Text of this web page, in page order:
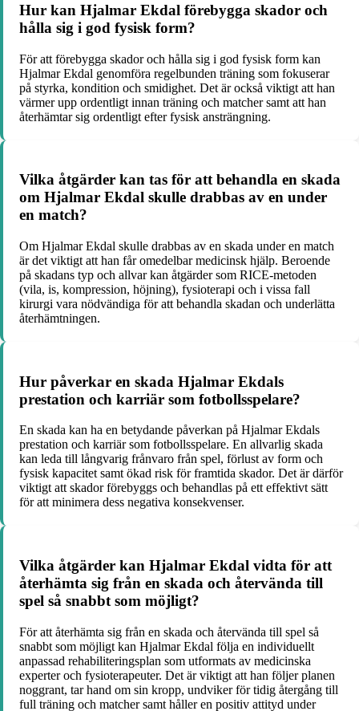
Hur kan Hjalmar Ekdal förebygga skador och
hålla sig i god fysisk form?
För att förebygga skador och hålla sig i god fysisk form kan
Hjalmar Ekdal genomföra regelbunden träning som fokuserar
på styrka, kondition och smidighet. Det är också viktigt att han
värmer upp ordentligt innan träning och matcher samt att han
återhämtar sig ordentligt efter fysisk ansträngning.
Vilka åtgärder kan tas för att behandla en skada
om Hjalmar Ekdal skulle drabbas av en under
en match?
Om Hjalmar Ekdal skulle drabbas av en skada under en match
är det viktigt att han får omedelbar medicinsk hjälp. Beroende
på skadans typ och allvar kan åtgärder som RICE-metoden
(vila, is, kompression, höjning), fysioterapi och i vissa fall
kirurgi vara nödvändiga för att behandla skadan och underlätta
återhämtningen.
Hur påverkar en skada Hjalmar Ekdals
prestation och karriär som fotbollsspelare?
En skada kan ha en betydande påverkan på Hjalmar Ekdals
prestation och karriär som fotbollsspelare. En allvarlig skada
kan leda till långvarig frånvaro från spel, förlust av form och
fysisk kapacitet samt ökad risk för framtida skador. Det är därför
viktigt att skador förebyggs och behandlas på ett effektivt sätt
för att minimera dess negativa konsekvenser.
Vilka åtgärder kan Hjalmar Ekdal vidta för att
återhämta sig från en skada och återvända till
spel så snabbt som möjligt?
För att återhämta sig från en skada och återvända till spel så
snabbt som möjligt kan Hjalmar Ekdal följa en individuellt
anpassad rehabiliteringsplan som utformats av medicinska
experter och fysioterapeuter. Det är viktigt att han följer planen
noggrant, tar hand om sin kropp, undviker för tidig återgång till
full träning och matcher samt håller en positiv attityd under